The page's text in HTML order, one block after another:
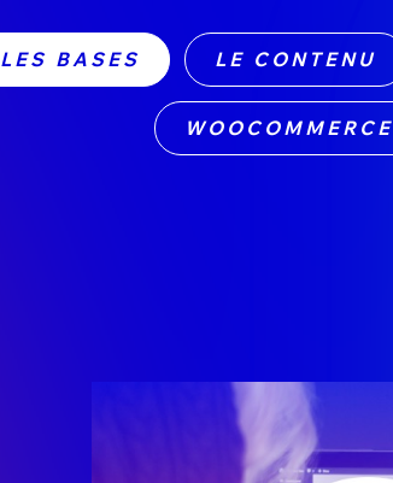
LES BASES LE CONTENU
WOOCOMMERCE